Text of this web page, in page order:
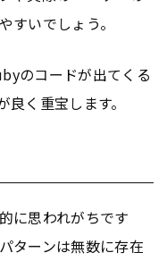
すいでしょう。
のコードが出てくる
く重宝します。
に思われがちです
ターンは無数に存在